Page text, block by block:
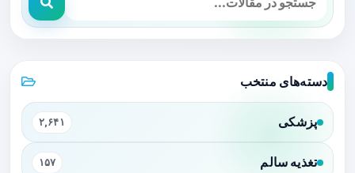
دسته‌های منتخب
پزشکی ۲,۶۴۱
تغذیه سالم ۱۵۷